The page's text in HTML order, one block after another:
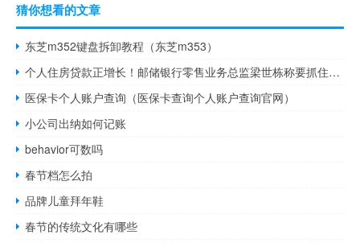
猜你想看的文章
东芝m352键盘拆卸教程（东芝m353）
个人住房贷款正增长！邮储银行零售业务总监梁世栋称要抓住5个“真” 具体是什么情况呢
医保卡个人账户查询（医保卡查询个人账户查询官网）
小公司出纳如何记账
behavior可数吗
春节档怎么拍
品牌儿童拜年鞋
春节的传统文化有哪些